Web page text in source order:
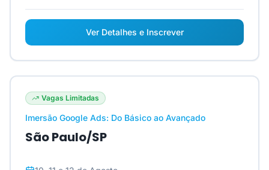
Ver Detalhes e Inscrever
Vagas Limitadas
Imersão Google Ads: Do Básico ao Avançado
São Paulo/SP